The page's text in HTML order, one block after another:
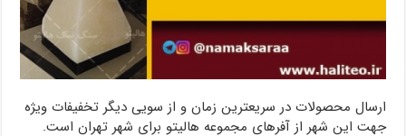
ارسال محصولات در سریعترین زمان و از سویی دیگر تخفیفات ویژه
جهت این شهر از آفرهای مجموعه هالیتو برای شهر تهران است.